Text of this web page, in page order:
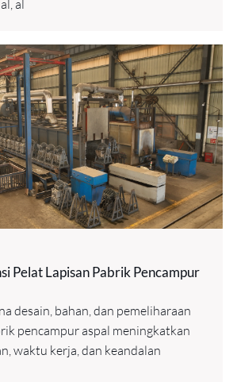
al
Pelat Lapisan Pabrik Pencampur
desain, bahan, dan pemeliharaan
pencampur aspal meningkatkan
waktu kerja, dan keandalan